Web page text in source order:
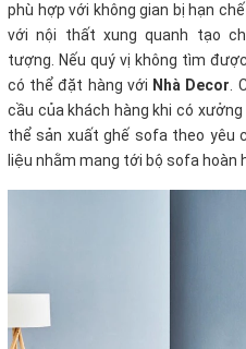
phù hợp với không gian bị hạn
với nội thất xung quanh tạo
tượng. Nếu quý vị không tìm
có thể đặt hàng với Nhà Decor.
cầu của khách hàng khi có
thể sản xuất ghế sofa theo yêu
liệu nhằm mang tới bộ sofa hoàn